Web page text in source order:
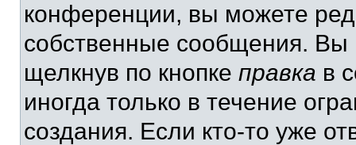
конференции, вы можете
собственные сообщения. Вы
щелкнув по кнопке правка в
иногда только в течение
создания. Если кто-то уже